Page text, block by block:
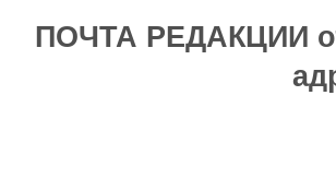
ПОЧТА РЕДАКЦИИ